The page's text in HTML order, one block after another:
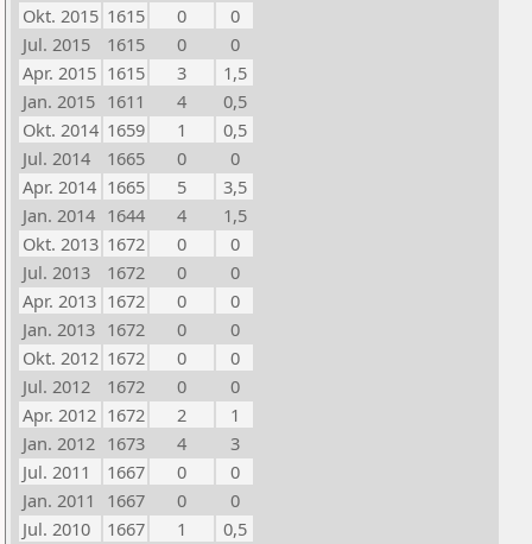
Okt. 2015 1615 0
0
Jul. 2015
1615 0
0
Apr. 2015 1615 3
1,5
Jan. 2015 1611 4
0,5
Okt. 2014 1659 1
0,5
Jul. 2014
1665 0
0
Apr. 2014 1665 5
3,5
Jan. 2014 1644 4
1,5
Okt. 2013 1672 0
0
Jul. 2013
1672 0
0
Apr. 2013 1672 0
0
Jan. 2013 1672 0
0
Okt. 2012 1672 0
0
Jul. 2012
1672 0
0
Apr. 2012 1672 2
1
Jan. 2012 1673 4
3
Jul. 2011
1667 0
0
Jan. 2011
1667 0
0
Jul. 2010
1667 1
0,5